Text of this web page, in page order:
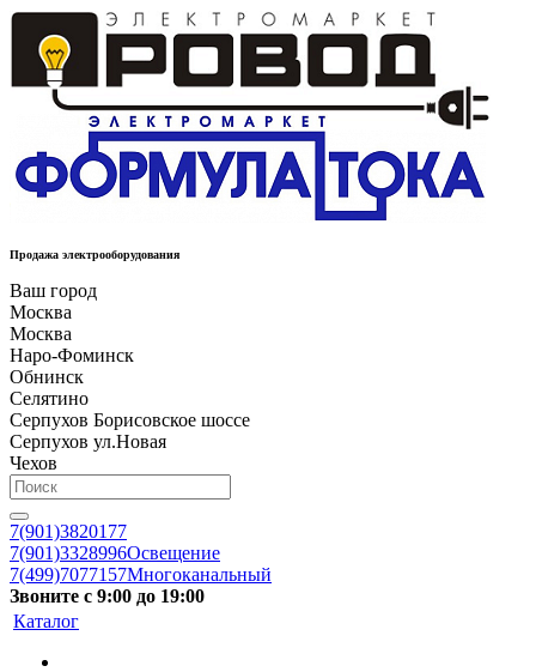
Продажа электрооборудования
Ваш город
Москва
Москва
Наро-Фоминск
Обнинск
Селятино
Серпухов Борисовское шоссе
Серпухов ул.Новая
Чехов
7(901)3820177
7(901)3328996Освещение
7(499)7077157Многоканальный
Звоните с 9:00 до 19:00
Каталог